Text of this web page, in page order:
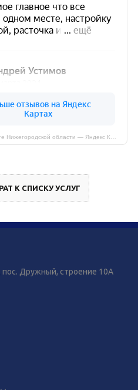
К СПИСКУ УСЛУГ
пос. Дружный, строение 10А